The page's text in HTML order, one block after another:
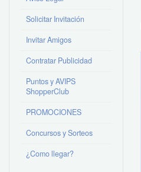
Solicitar Invitación
Invitar Amigos
Contratar Publicidad
Puntos y AVIPS
ShopperClub
PROMOCIONES
Concursos y Sorteos
¿Como llegar?